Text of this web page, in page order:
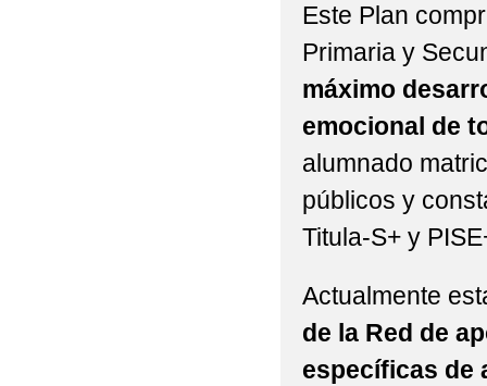
Este Plan
Primaria y
máximo
emocional de
alumnado
públicos y
Titula-S+ y
Actualmente
de la Red de
específicas de